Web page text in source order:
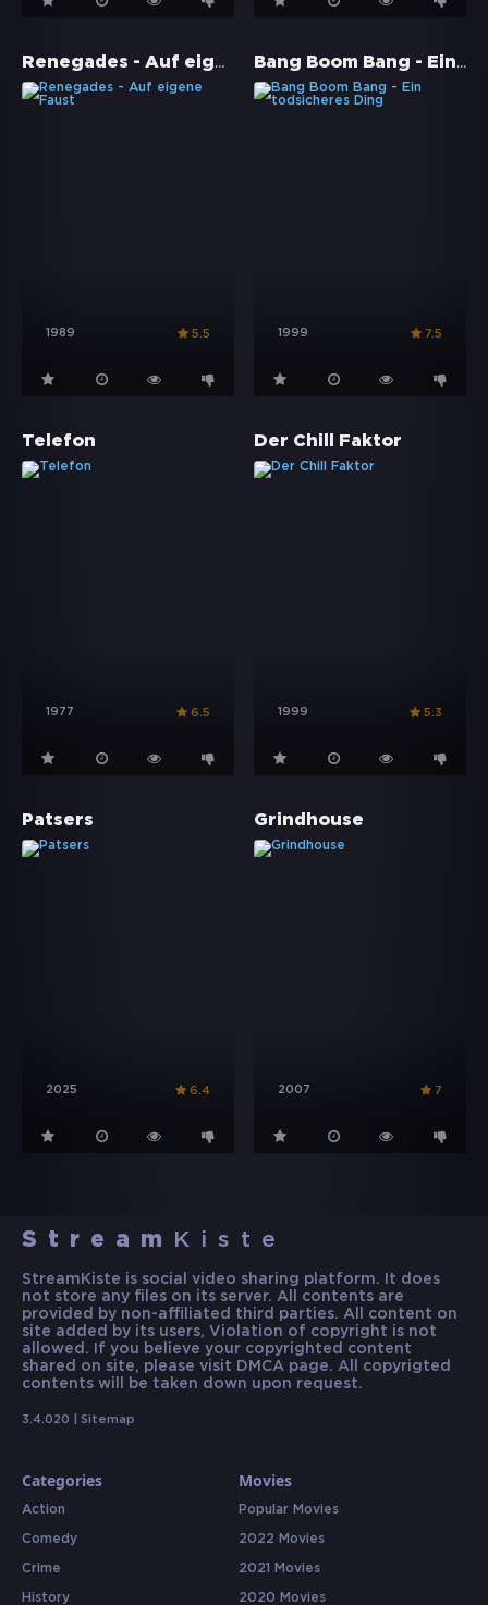
Renegades - Auf eigene Faust
1989 5.5
Bang Boom Bang - Ein todsicheres Ding
1999 7.5
Telefon
1977 6.5
Der Chill Faktor
1999 5.3
Patsers
2025 6.4
Grindhouse
2007 7
Stream Kiste
StreamKiste is social video sharing platform. It does
not store any files on its server. All contents are
provided by non-affiliated third parties. All content on
site added by its users, Violation of copyright is not
allowed. If you believe your copyrighted content
shared on site, please visit DMCA page. All copyrigted
contents will be taken down upon request.
3.4.020 | Sitemap
Categories
Action
Comedy
Crime
History
Movies
Popular Movies
2022 Movies
2021 Movies
2020 Movies